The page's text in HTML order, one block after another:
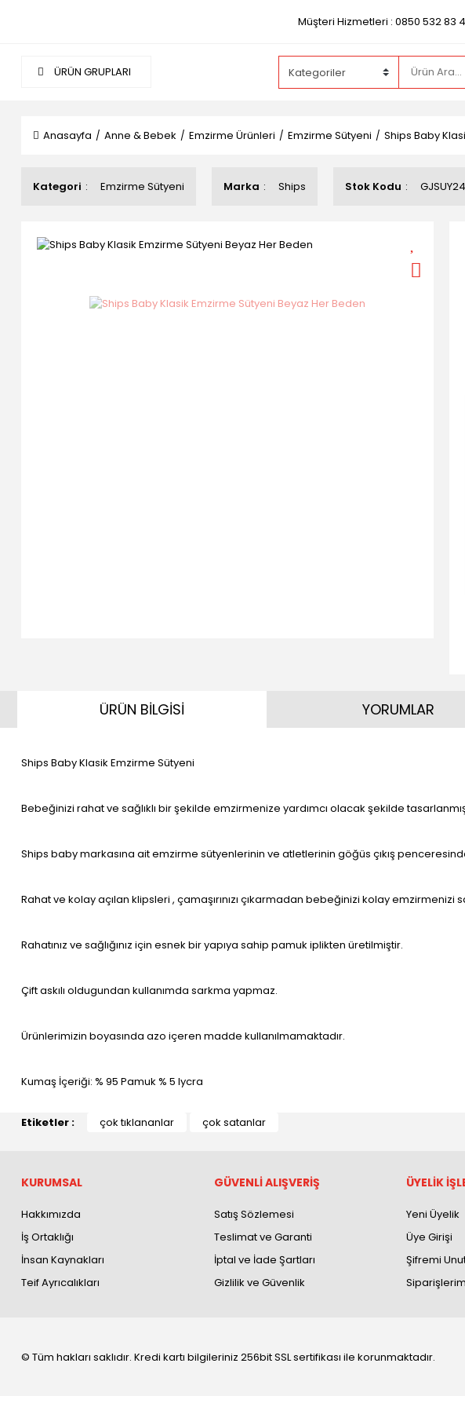
Müşteri Hizmetleri : 0850 532 83
ÜRÜN GRUPLARI
Anasayfa Anne & Bebek Emzirme Ürünleri Emzirme Sütyeni Ships Baby
Kategori Emzirme Sütyeni Marka Ships Stok Kodu
ÜRÜN BİLGİSİ
Ships Baby Klasik Emzirme Sütyeni
Bebeğinizi rahat ve sağlıklı bir şekilde emzirmenize yardımcı olacak şekilde
Ships baby markasına ait emzirme sütyenlerinin ve atletlerinin göğüs çıkış
Rahat ve kolay açılan klipsleri , çamaşırınızı çıkarmadan bebeğinizi kolay emzirmenizi
Rahatınız ve sağlığınız için esnek bir yapıya sahip pamuk iplikten üretilmiştir.
Çift askılı oldugundan kullanımda sarkma yapmaz.
Ürünlerimizin boyasında azo içeren madde kullanılmamaktadır.
Kumaş İçeriği: % 95 Pamuk % 5 lycra
YORUMLAR
Etiketler : çok tıklananlar çok satanlar
KURUMSAL
Hakkımızda
İş Ortaklığı
İnsan Kaynakları
Teif Ayrıcalıkları
GÜVENLİ ALIŞVERİŞ
Satış Sözlemesi
Teslimat ve Garanti
İptal ve İade Şartları
Gizlilik ve Güvenlik
ÜYELİK
Yeni Üyelik
Üye Girişi
Şifremi
Siparişlerim
© Tüm hakları saklıdır. Kredi kartı bilgileriniz 256bit SSL sertifikası ile korunmaktadır.